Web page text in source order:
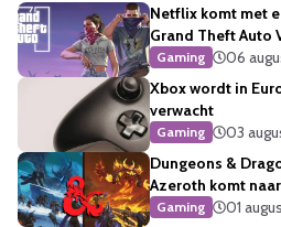
Netflix komt met
Grand Theft Auto
Gaming
06
Xbox wordt in
verwacht
Gaming
03
Dungeons &
Azeroth komt
Gaming
01